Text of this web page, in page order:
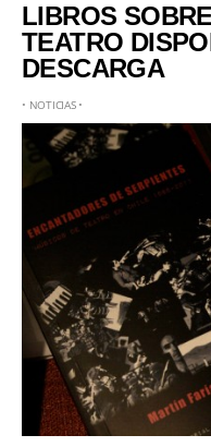
LIBROS
TEATRO
DESCARGA
• NOTICIAS•